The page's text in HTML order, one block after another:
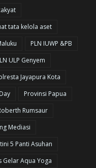
tata kelola aset
PLN IUWP &PB
ULP Genyem
Jayapura Kota
Provinsi Papua
Rumsaur
Mediasi
5 Panti Asuhan
Gelar Aqua Yoga